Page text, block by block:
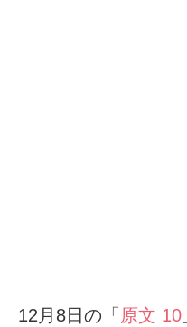
12月8日の「 原文 10